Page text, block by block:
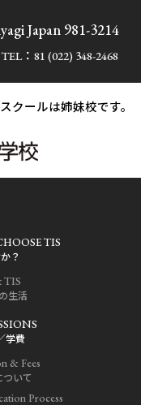
Japan 981-3214
TEL： 81 (022) 348-2468
クールは姉妹校です。
TIS
？
TIS
生活
学費
& Fees
ついて
Process